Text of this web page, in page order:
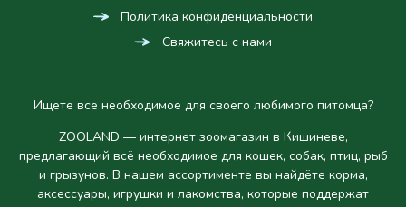
Политика конфиденциальности
Свяжитесь с нами
Ищете все необходимое для своего любимого питомца?
ZOOLAND — интернет зоомагазин в Кишиневе,
предлагающий всё необходимое для кошек, собак, птиц, рыб
и грызунов. В нашем ассортименте вы найдёте корма,
аксессуары, игрушки и лакомства, которые поддержат